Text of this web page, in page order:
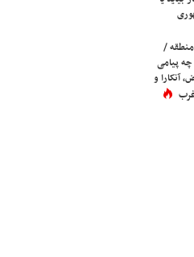
/
پیامی
آنکارا و